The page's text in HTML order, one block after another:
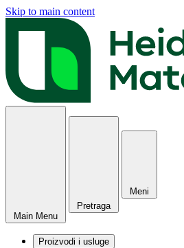
Skip to main content
Main Menu
Pretraga
Meni
Proizvodi i usluge